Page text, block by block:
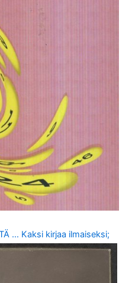
… Kaksi kirjaa ilmaiseksi;